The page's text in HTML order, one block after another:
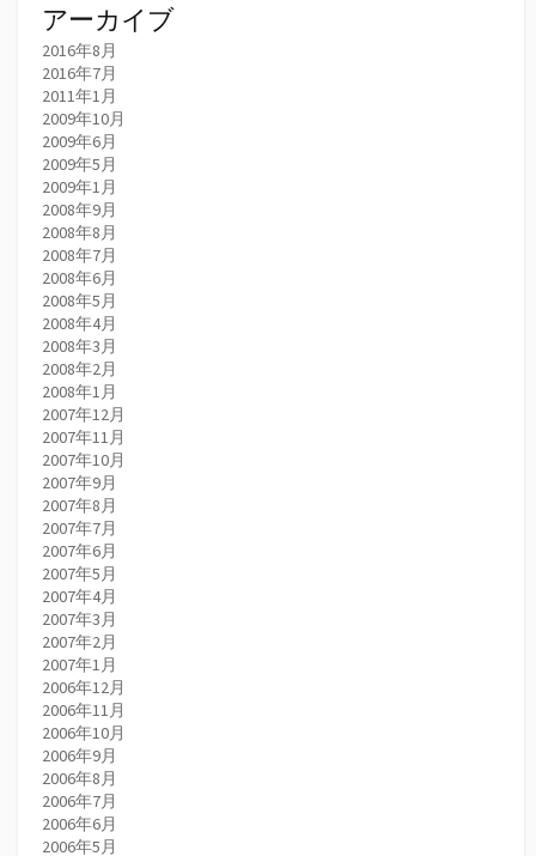
アーカイブ
2016年8月
2016年7月
2011年1月
2009年10月
2009年6月
2009年5月
2009年1月
2008年9月
2008年8月
2008年7月
2008年6月
2008年5月
2008年4月
2008年3月
2008年2月
2008年1月
2007年12月
2007年11月
2007年10月
2007年9月
2007年8月
2007年7月
2007年6月
2007年5月
2007年4月
2007年3月
2007年2月
2007年1月
2006年12月
2006年11月
2006年10月
2006年9月
2006年8月
2006年7月
2006年6月
2006年5月